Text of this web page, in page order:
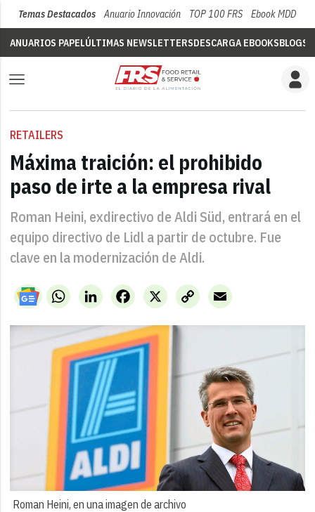
Temas Destacados Anuario Innovación TOP 100 FRS Ebook MDD
ANUARIOS PAPELÚLTIMAS NEWSLETTERSDESCARGA EBOOKSBLOGS
RETAILERS
Máxima traición: el prohibido
paso de irte a la empresa rival
Roman Heini, exdirectivo de Aldi Süd, entrará en el
equipo directivo de Lidl a partir de octubre. Fue
clave en la modernización de Aldi.
WhatsAppLinkedIn X
Facebook
Copy
Link
Email
Roman Heini, en una imagen de archivo